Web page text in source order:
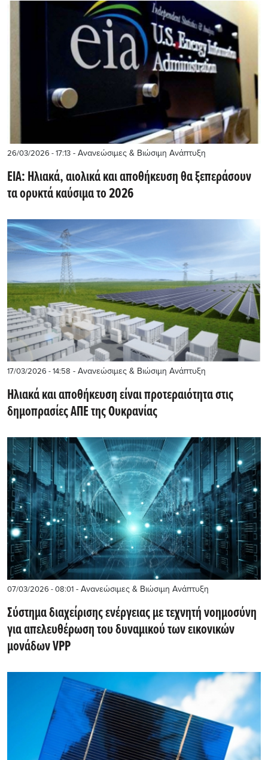
26/03/2026 - 17:13 - Ανανεώσιμες & Βιώσιμη Ανάπτυξη
EIA: Ηλιακά, αιολικά και αποθήκευση θα ξεπεράσουν
τα ορυκτά καύσιμα το 2026
17/03/2026 - 14:58 - Ανανεώσιμες & Βιώσιμη Ανάπτυξη
Ηλιακά και αποθήκευση είναι προτεραιότητα στις
δημοπρασίες ΑΠΕ της Ουκρανίας
07/03/2026 - 08:01 - Ανανεώσιμες & Βιώσιμη Ανάπτυξη
Σύστημα διαχείρισης ενέργειας με τεχνητή νοημοσύνη
για απελευθέρωση του δυναμικού των εικονικών
μονάδων VPP